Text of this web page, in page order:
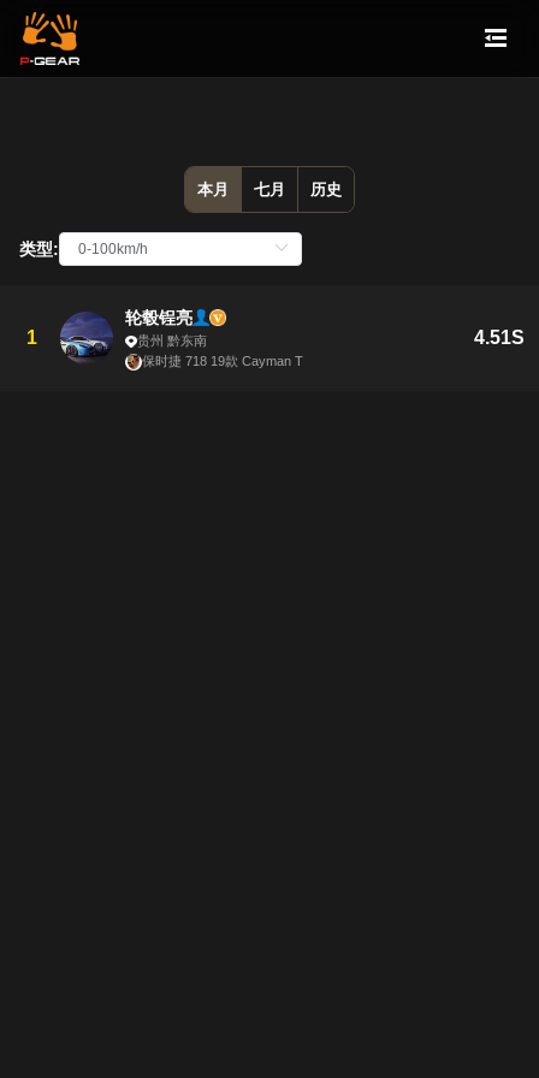
本月 七月 历史
类型:
1
轮毂锃亮
贵州 黔东南
保时捷 718 19款 Cayman T
4.51S